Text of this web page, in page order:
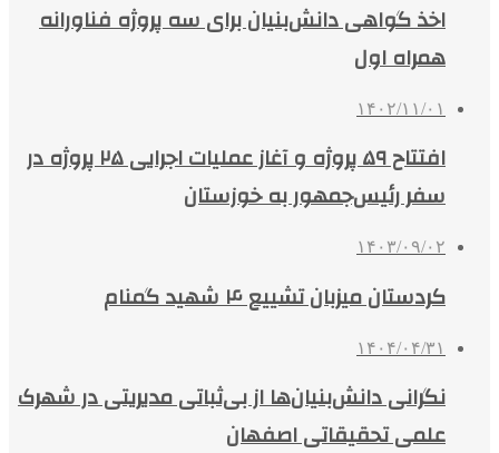
اخذ گواهی دانش‌بنیان برای سه پروژه فناورانه
همراه اول
۱۴۰۲/۱۱/۰۱
افتتاح ۵۹ پروژه و آغاز عملیات اجرایی ۲۵ پروژه در
سفر رئیس‌جمهور به خوزستان
۱۴۰۳/۰۹/۰۲
کردستان میزبان تشییع ۴ شهید گمنام
۱۴۰۴/۰۴/۳۱
نگرانی دانش‌بنیان‌ها از بی‌ثباتی مدیریتی در شهرک
علمی تحقیقاتی اصفهان